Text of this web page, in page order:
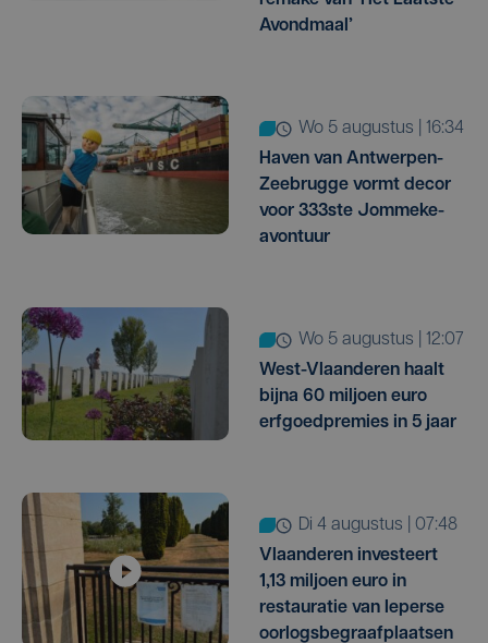
Avondmaal’
wo 5 augustus | 16:34
Haven van Antwerpen-
Zeebrugge vormt decor
voor 333ste Jommeke-
avontuur
wo 5 augustus | 12:07
West-Vlaanderen haalt
bijna 60 miljoen euro
erfgoedpremies in 5 jaar
di 4 augustus | 07:48
Vlaanderen investeert
1,13 miljoen euro in
restauratie van Ieperse
oorlogsbegraafplaatsen